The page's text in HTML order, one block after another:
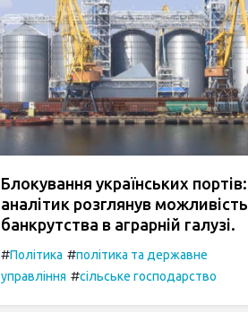
Блокування українських портів:
аналітик розглянув можливість
банкрутства в аграрній галузі.
#Політика #політика та державне
управління #сільське господарство